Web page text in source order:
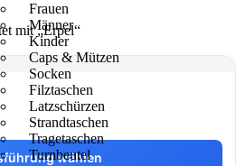
Frauen
Männer
Kinder
Caps & Mützen
Socken
Filztaschen
Latzschürzen
Strandtaschen
Tragetaschen
Turnbeutel
mit „Erpel“
wählen